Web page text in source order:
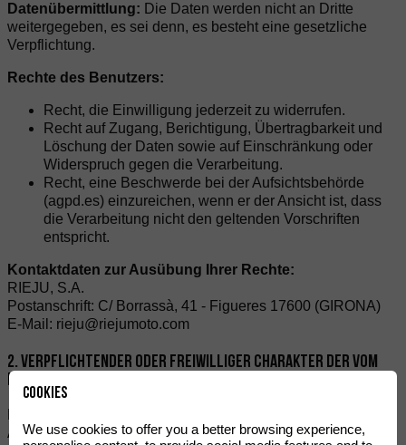
Datenübermittlung: Die Daten werden nicht an Dritte
weitergegeben, es sei denn, es besteht eine gesetzliche
Verpflichtung.
Rechte des Benutzers:
Recht, die Einwilligung jederzeit zu widerrufen.
Recht auf Zugang, Berichtigung, Übertragbarkeit und
Löschung der Daten sowie auf Einschränkung oder
Widerspruch gegen die Verarbeitung.
Recht, eine Beschwerde bei der Aufsichtsbehörde
(agpd.es) einzureichen, wenn er der Ansicht ist, dass
die Verarbeitung nicht den geltenden Vorschriften
entspricht.
Kontaktdaten zur Ausübung Ihrer Rechte:
RIEJU, S.A.
Postanschrift: C/ Borrassà, 41 - Figueres 17600 (GIRONA)
E-Mail: rieju@riejumoto.com
2. VERPFLICHTENDER ODER FREIWILLIGER CHARAKTER DER VOM
BENUTZER BEREITGESTELLTEN INFORMATIONEN
Ankreuzen der entsprechenden Kästchen und die Eingabe
Cookies
We use cookies to offer you a better browsing experience,